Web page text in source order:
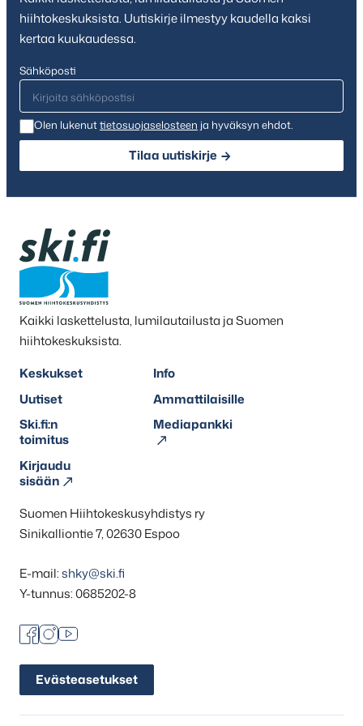
hiihtokeskuksista. Uutiskirje ilmestyy kaudella kaksi
kertaa kuukaudessa.
Sähköposti
Olen lukenuttietosuojaselosteen ja hyväksyn ehdot.
Tilaa uutiskirje
Kaikki laskettelusta, lumilautailusta ja Suomen
hiihtokeskuksista.
Keskukset
Info
Uutiset
Ammattilaisille
Ski.fi:n
toimitus
Mediapankki
Kirjaudu
sisään
Suomen Hiihtokeskusyhdistys ry
Sinikalliontie 7, 02630 Espoo
E-mail:shky@ski.fi
Y-tunnus: 0685202-8
Facebook
Instagram
Youtube
Evästeasetukset